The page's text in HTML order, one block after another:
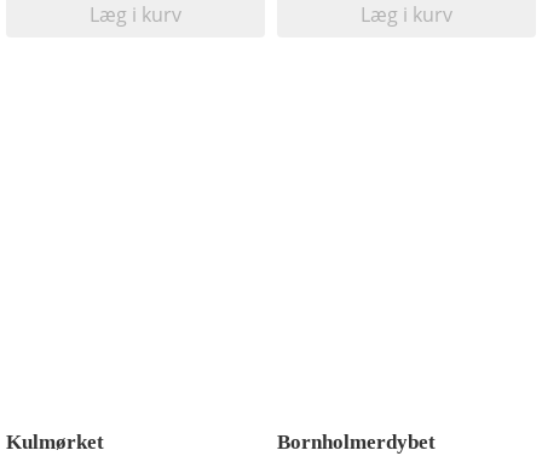
Læg i kurv Læg i kurv
Kulmørket Bornholmerdybet